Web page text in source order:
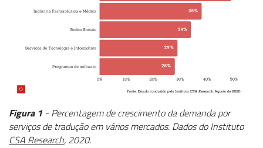
Figura 1 - Percentagem de crescimento da demanda por
serviços de tradução em vários mercados. Dados do Instituto
CSA Research, 2020.